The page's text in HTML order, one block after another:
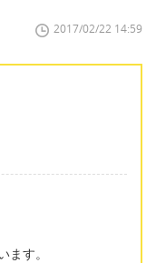
2017/02/22 14:59
す。